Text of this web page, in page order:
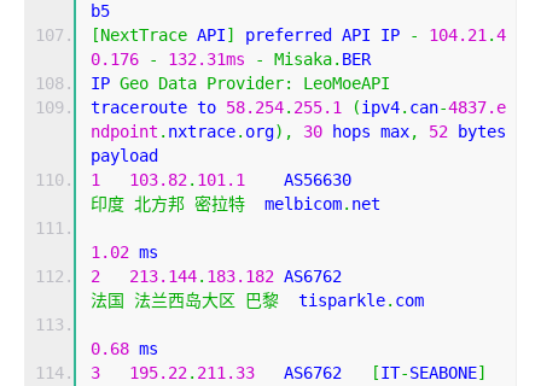
b5
[NextTrace API] preferred API IP - 104.21.4
0.176
- 132.31ms - Misaka. BER
IP Geo Data Provider:
LeoMoeAPI
traceroute to 58.254. 255.1 (ipv4. can-4837.e
ndpoint . nxtrace. org), 30 hops max, 52 bytes
payload
1
103.82. 101.1
印度 北方邦 密拉特
  melbicom
. net
1.02 ms
2
213.144. 183.182
法国
法兰西岛大区 巴黎
  tisparkle
. com
0.68 ms
3
195.22. 211.33
   AS6762
[IT-SEABONE]